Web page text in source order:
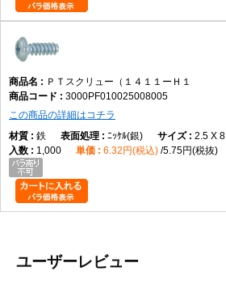
ＰＴスクリュー（１４１１ーＨ１
3000PF010025008005
この商品の詳細はコチラ
鉄
ﾆｯｹﾙ(銀) 2.5 X 8
1,000
6.32円(税込) 5.75円(税抜)
ユーザーレビュー